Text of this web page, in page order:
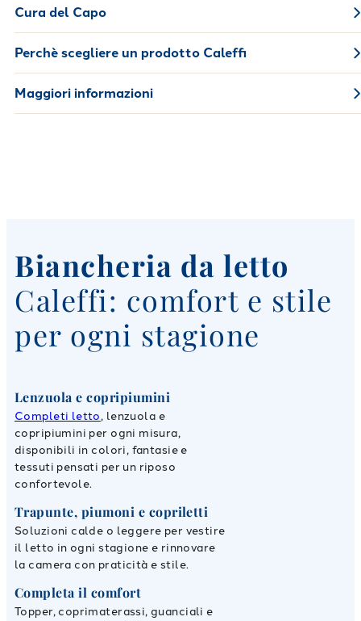
Cura del Capo
Perchè scegliere un prodotto Caleffi
Maggiori informazioni
Biancheria da letto
Caleffi: comfort e stile
per ogni stagione
Lenzuola e copripiumini
Completi letto, lenzuola e
copripiumini per ogni misura,
disponibili in colori, fantasie e
tessuti pensati per un riposo
confortevole.
Trapunte, piumoni e copriletti
Soluzioni calde o leggere per vestire
il letto in ogni stagione e rinnovare
la camera con praticità e stile.
Completa il comfort
Topper, coprimaterassi, guanciali e